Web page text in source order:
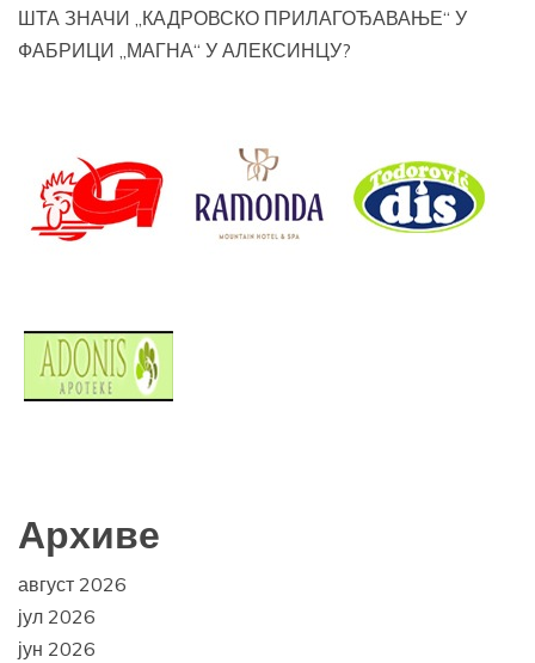
ШТА ЗНАЧИ „КАДРОВСКО ПРИЛАГОЂАВАЊЕ“ У
ФАБРИЦИ „МАГНА“ У АЛЕКСИНЦУ?
Архиве
август 2026
јул 2026
јун 2026